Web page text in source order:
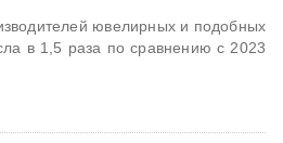
ювелирных и подобных
в 1,5 раза по сравнению с 2023